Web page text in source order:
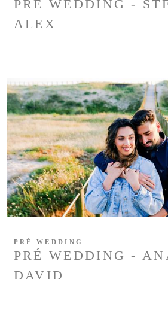
PRÉ WEDDING -
ALEX
PRÉ WEDDING -
DAVID
PRÉ WEDDING